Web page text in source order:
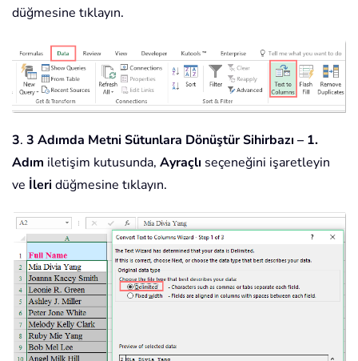
düğmesine tıklayın.
3. 3 Adımda Metni Sütunlara Dönüştür Sihirbazı – 1.
Adım iletişim kutusunda, Ayraçlı seçeneğini işaretleyin
ve İleri düğmesine tıklayın.